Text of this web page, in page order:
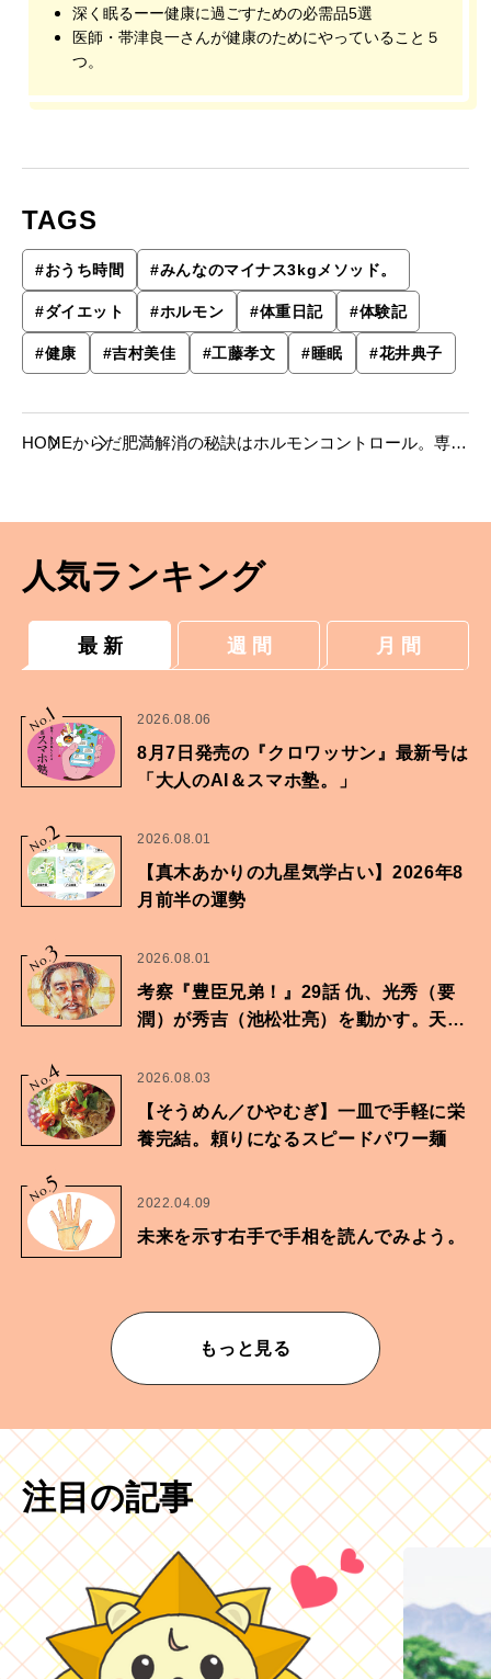
深く眠るーー健康に過ごすための必需品5選
医師・帯津良一さんが健康のためにやっていること５
つ。
TAGS
#おうち時間 #みんなのマイナス3kgメソッド。
#ダイエット #ホルモン #体重日記 #体験記
#健康 #吉村美佳 #工藤孝文 #睡眠 #花井典子
HOMEからだ肥満解消の秘訣はホルモンコントロール。専門
人気ランキング
最 新 週 間 月 間
No.
1 2026.08.06
8月7日発売の『クロワッサン』最新号は
「大人のAI＆スマホ塾。」
No.2 2026.08.01
【真木あかりの九星気学占い】2026年8
月前半の運勢
No.3 2026.08.01
考察『豊臣兄弟！』29話 仇、光秀（要
潤）が秀吉（池松壮亮）を動かす。天下
No.4 2026.08.03
【そうめん／ひやむぎ】一皿で手軽に栄
養完結。頼りになるスピードパワー麺
No.
5
2022.04.09
未来を示す右手で手相を読んでみよう。
もっと見る
注目の記事